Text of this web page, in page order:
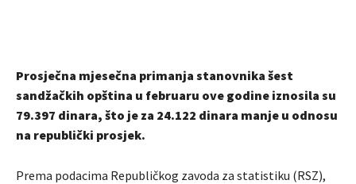
Prosječna mjesečna primanja stanovnika šest
sandžačkih opština u februaru ove godine iznosila su
79.397 dinara, što je za 24.122 dinara manje u odnosu
na republički prosjek.
Prema podacima Republičkog zavoda za statistiku (RSZ),